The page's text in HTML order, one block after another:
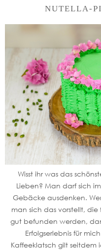
NUTELLA-
Wisst ihr was das
Lieben? Man darf sich
Gebäcke ausdenken.
man sich das vorstellt,
gut befunden werden,
Erfolgserlebnis für
Kaffeeklatsch gilt